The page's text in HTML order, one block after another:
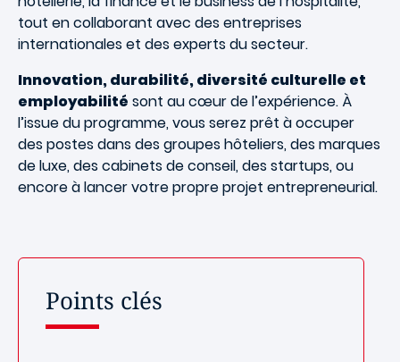
tout en collaborant avec des entreprises
internationales et des experts du secteur.
Innovation, durabilité, diversité culturelle et
employabilité sont au cœur de l’expérience. À
l’issue du programme, vous serez prêt à occuper
des postes dans des groupes hôteliers, des marques
de luxe, des cabinets de conseil, des startups, ou
encore à lancer votre propre projet entrepreneurial.
Points clés